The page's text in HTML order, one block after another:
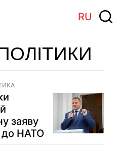
RU
заяву
до НАТО